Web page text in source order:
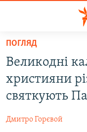
Перейти
основного
матеріалу
Перейти
до
основної
навігації
ВОДА.КРИМ
ВІДЕО ТА ФОТО
БЛОГИ
ПОГЛЯД
Великодні
християни
святкують
Дмитро Горєвой